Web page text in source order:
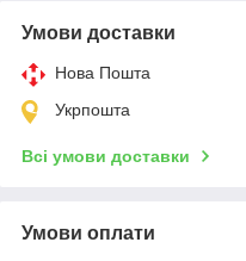
Умови доставки
Нова Пошта
Укрпошта
Всі умови доставки
Умови оплати